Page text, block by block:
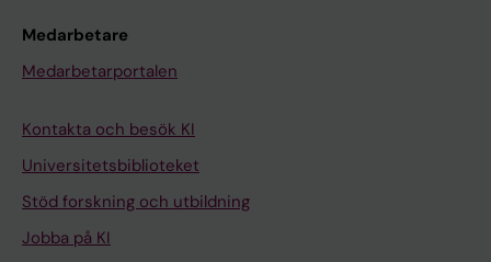
Medarbetare
Medarbetarportalen
Kontakta och besök KI
Universitetsbiblioteket
Stöd forskning och utbildning
Jobba på KI